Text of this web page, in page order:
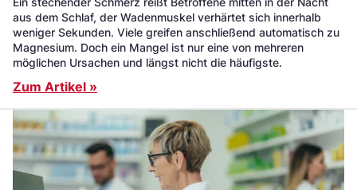
aus dem Schlaf, der Wadenmuskel verhärtet sich innerhalb
weniger Sekunden. Viele greifen anschließend automatisch zu
Magnesium. Doch ein Mangel ist nur eine von mehreren
möglichen Ursachen und längst nicht die häufigste.
Zum Artikel »